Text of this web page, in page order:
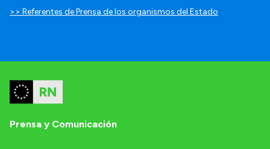
>> Referentes de Prensa de los organismos del Estado
Prensa y Comunicación